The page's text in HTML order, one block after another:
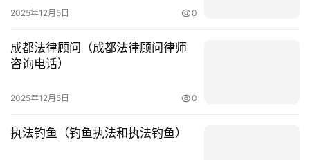
资
户
稿
2025年12月5日 0
成都法律顾问（成都法律顾问律师
咨询电话）
2025年12月5日 0
执法钓鱼（钓鱼执法和执法钓鱼）